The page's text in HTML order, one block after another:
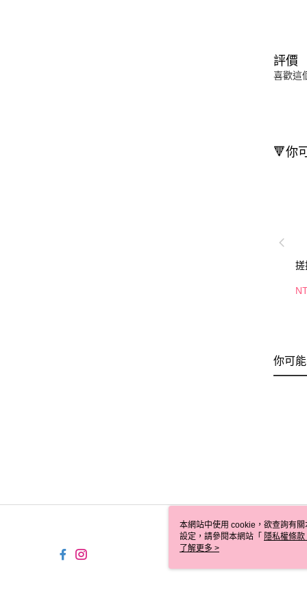
評價
喜歡這
🔻你
搓
你可
本網站中使用 cookie，欲查詢有
設定，請參閱本網站「 隱私權條款
使用 cookie。
了解更多 >